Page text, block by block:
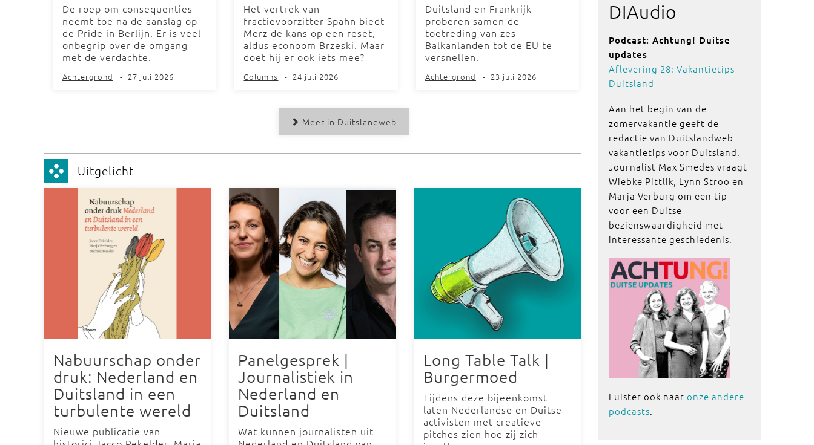
De roep om consequenties
neemt toe na de aanslag op
de Pride in Berlijn. Er is veel
onbegrip over de omgang
met de verdachte.
Achtergrond - 27 juli 2026
Het vertrek van
fractievoorzitter Spahn biedt
Merz de kans op een reset,
aldus econoom Brzeski. Maar
doet hij er ook iets mee?
Columns - 24 juli 2026
Duitsland en Frankrijk
proberen samen de
toetreding van zes
Balkanlanden tot de EU te
versnellen.
Achtergrond - 23 juli 2026
Meer in Duitslandweb
Uitgelicht
Nabuurschap onder
druk: Nederland en
Duitsland in een
turbulente wereld
Nieuwe publicatie van
Panelgesprek |
Journalistiek in
Nederland en
Duitsland
Wat kunnen journalisten uit
Long Table Talk |
Burgermoed
Tijdens deze bijeenkomst
laten Nederlandse en Duitse
activisten met creatieve
pitches zien hoe zij zich
DIAudio
Podcast: Achtung! Duitse
updates
Aflevering 28: Vakantietips
Duitsland
Aan het begin van de
zomervakantie geeft de
redactie van Duitslandweb
vakantietips voor Duitsland.
Journalist Max Smedes vraagt
Wiebke Pittlik, Lynn Stroo en
Marja Verburg om een tip
voor een Duitse
bezienswaardigheid met
interessante geschiedenis.
Luister ook naar onze andere
podcasts.